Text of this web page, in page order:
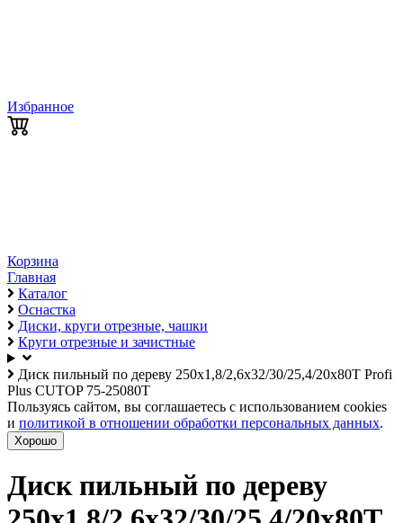
Избранное
Корзина
Главная
Каталог
Оснастка
Диски, круги отрезные, чашки
Круги отрезные и зачистные
Диск пильный по дереву 250х1,8/2,6х32/30/25,4/20х80Т Profi
Plus CUTOP 75-25080Т
Пользуясь сайтом, вы соглашаетесь с использованием cookies
и политикой в отношении обработки персональных данных.
Хорошо
Диск пильный по дереву